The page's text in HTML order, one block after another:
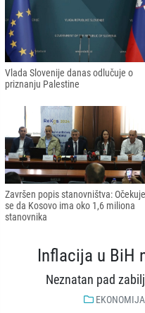
Vlada Slovenije danas odlučuje o
priznanju Palestine
Završen popis stanovništva: Očekuje
se da Kosovo ima oko 1,6 miliona
stanovnika
Inflacija u BiH
Neznatan pad
EKONOMIJA